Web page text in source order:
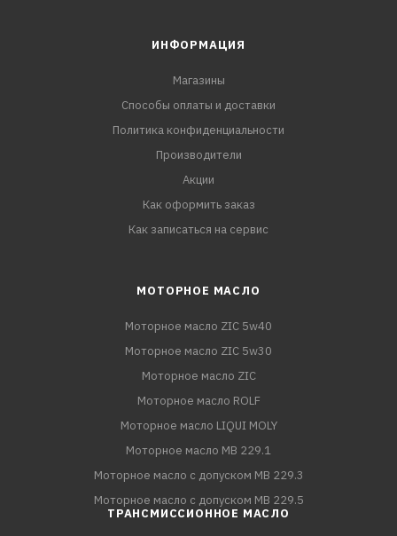
ИНФОРМАЦИЯ
Магазины
Способы оплаты и доставки
Политика конфиденциальности
Производители
Акции
Как оформить заказ
Как записаться на сервис
МОТОРНОЕ МАСЛО
Моторное масло ZIC 5w40
Моторное масло ZIC 5w30
Моторное масло ZIC
Моторное масло ROLF
Моторное масло LIQUI MOLY
Моторное масло MB 229.1
Моторное масло с допуском MB 229.3
Моторное масло с допуском MB 229.5
ТРАНСМИССИОННОЕ МАСЛО